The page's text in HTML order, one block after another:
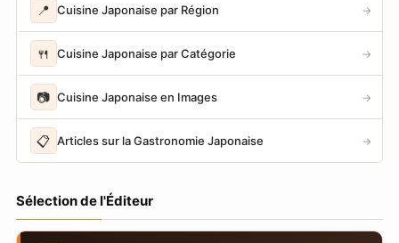
📍 Cuisine Japonaise par Région →
🍴 Cuisine Japonaise par Catégorie →
📷 Cuisine Japonaise en Images →
📋 Articles sur la Gastronomie Japonaise →
Sélection de l'Éditeur